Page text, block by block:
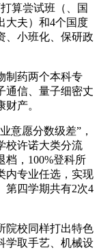
算尝试班（、国
大夫）和4个国度
、小班化、保研政
药两个本科专
通信、量子细密丈
产。
愿分数级差”，
校许诺大类分流
档，100%登科所
内专业任选，实现
第四学期共有2次4
校同样打出特色
学取手艺、机械设